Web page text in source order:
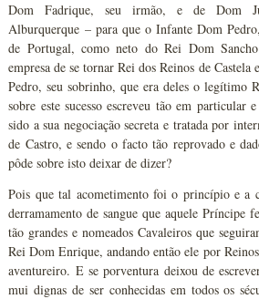
Dom Fadrique, seu irmão, e de Dom
Alburquerque – para que o Infante Dom
de Portugal, como neto do Rei Dom
empresa de se tornar Rei dos Reinos de
Pedro, seu sobrinho, que era deles o legítimo
sobre este sucesso escreveu tão em particular
sido a sua negociação secreta e tratada por
de Castro, e sendo o facto tão reprovado e
pôde sobre isto deixar de dizer?
Pois que tal acometimento foi o princípio e a
derramamento de sangue que aquele Príncipe
tão grandes e nomeados Cavaleiros que
Rei Dom Enrique, andando então ele por
aventureiro. E se porventura deixou de
mui dignas de ser conhecidas em todos os